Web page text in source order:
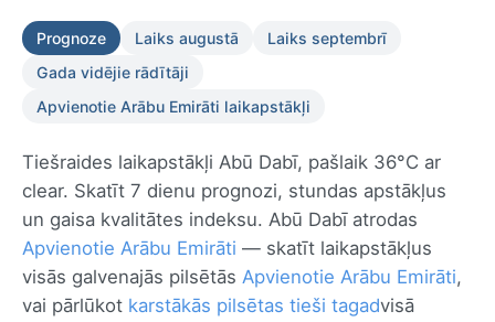
Prognoze Laiks augustā
Laiks septembrī
Gada vidējie rādītāji
Apvienotie Arābu Emirāti laikapstākļi
Tiešraides laikapstākļi Abū Dabī, pašlaik 36°C ar
clear. Skatīt 7 dienu prognozi, stundas apstākļus
un gaisa kvalitātes indeksu. Abū Dabī atrodas
Apvienotie Arābu Emirāti — skatīt laikapstākļus
visās galvenajās pilsētās Apvienotie Arābu Emirāti,
vai pārlūkot karstākās pilsētas tieši tagadvisā